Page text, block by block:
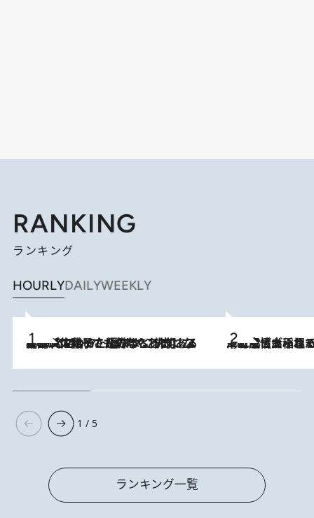
RANKING
ランキング
HOURLYDAILYWEEKLY
2026.8.5
【阿川佐和子さんの年とる力】なぜ70代で始めた趣味は“こんなに楽しい”のか？ ピアノ、俳句…スランプに陥っても続けられる“ある秘訣”とは 2026.8.5
下町風情あふれる台北屈指の人気エリア・大稲埕でセンスのいい台湾土産《ヴ
1 / 5
ランキング一覧